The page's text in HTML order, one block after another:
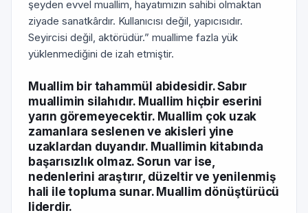
şeyden evvel muallim, hayatımızın sahibi olmaktan
ziyade sanatkârdır. Kullanıcısı değil, yapıcısıdır.
Seyircisi değil, aktörüdür.” muallime fazla yük
yüklenmediğini de izah etmiştir.
Muallim bir tahammül abidesidir. Sabır
muallimin silahıdır. Muallim hiçbir eserini
yarın göremeyecektir. Muallim çok uzak
zamanlara seslenen ve akisleri yine
uzaklardan duyandır. Muallimin kitabında
başarısızlık olmaz. Sorun var ise,
nedenlerini araştırır, düzeltir ve yenilenmiş
hali ile topluma sunar. Muallim dönüştürücü
liderdir.